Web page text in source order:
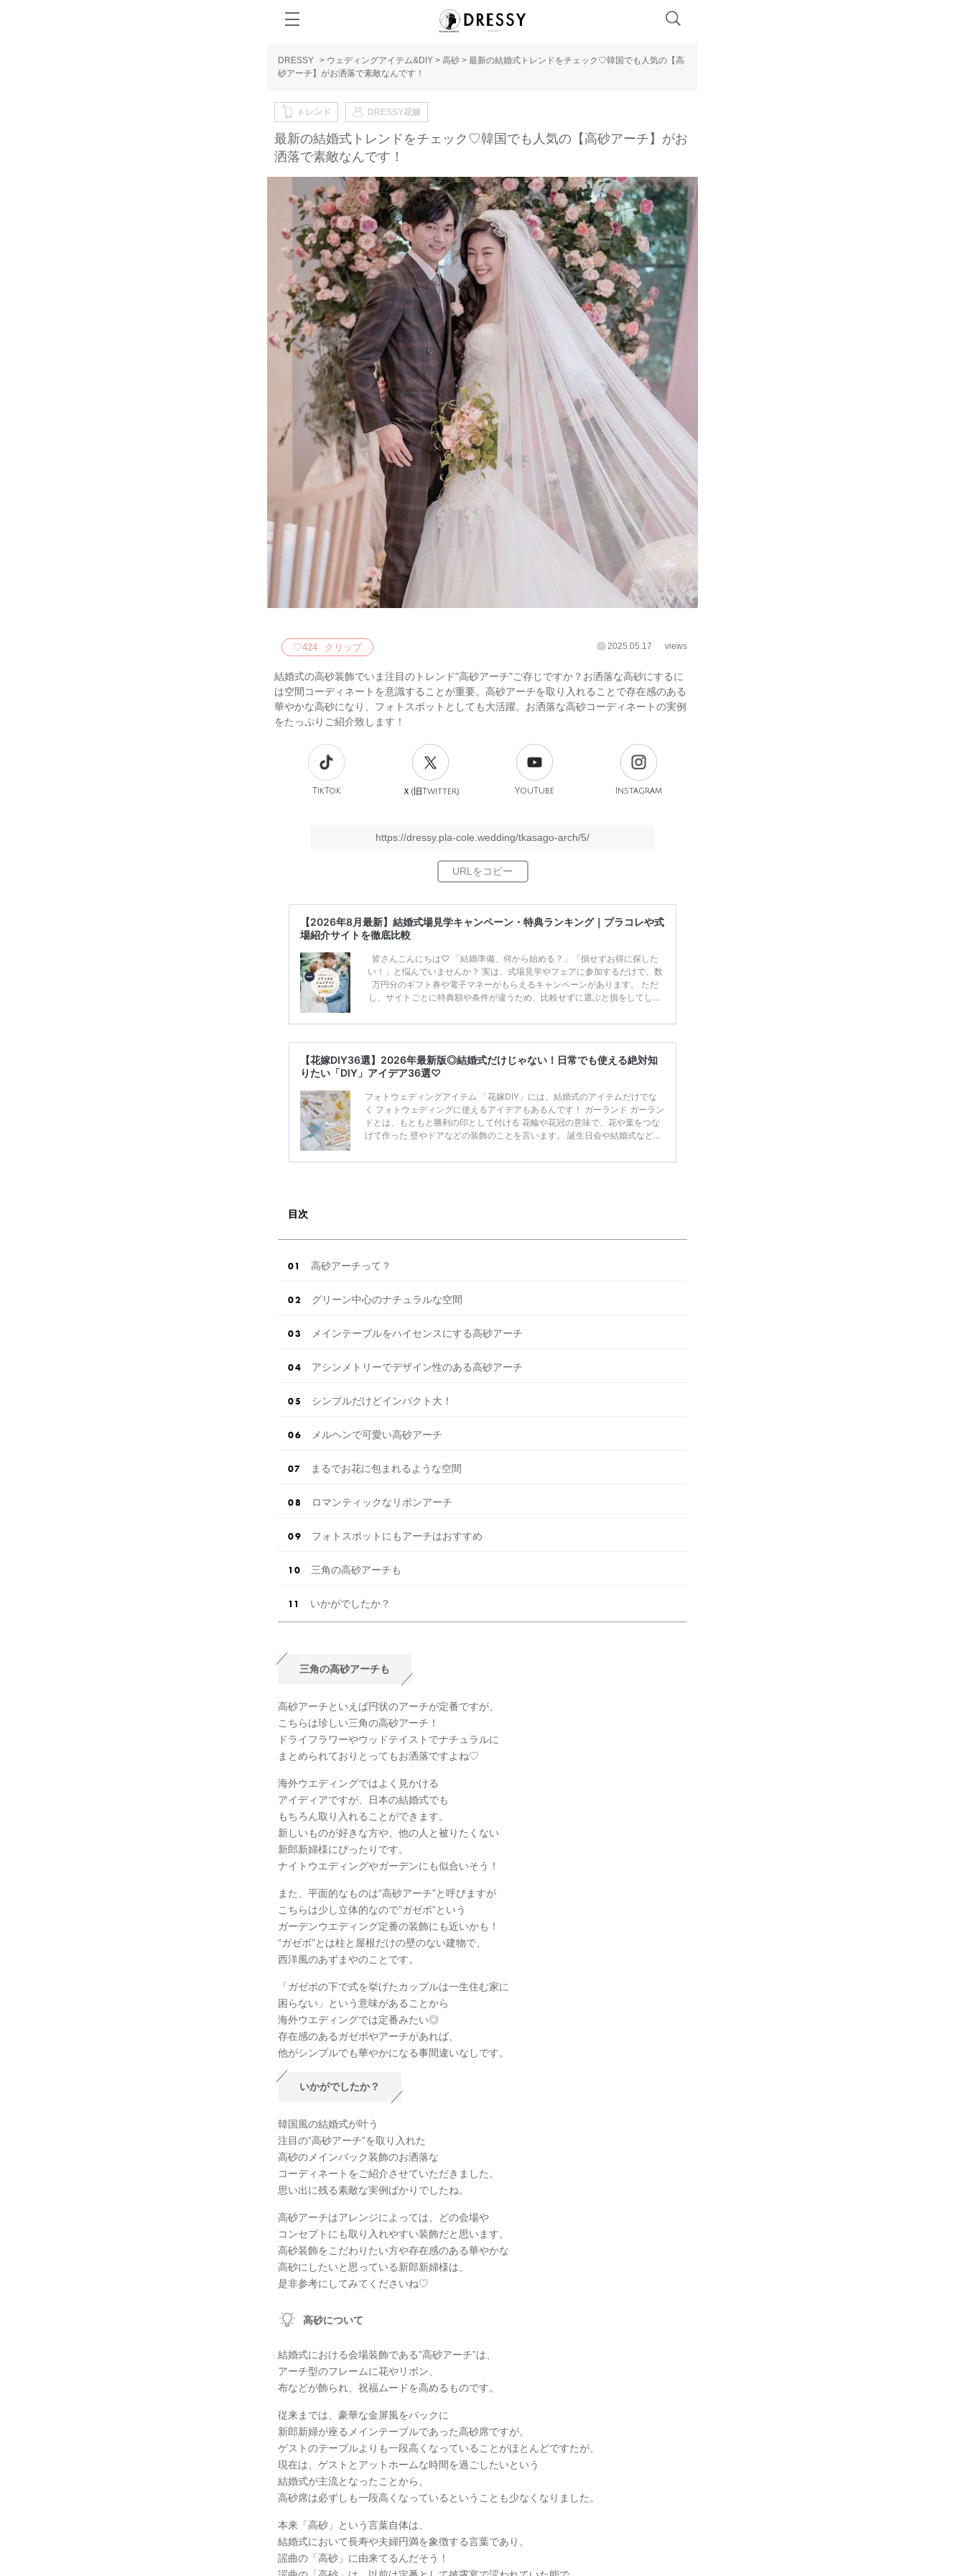
DRESSY > ウェディングアイテム&DIY > 高砂 > 最新の結婚式トレンドをチェック♡韓国でも人気の【高
砂アーチ】がお洒落で素敵なんです！
トレンド DRESSY花嫁
最新の結婚式トレンドをチェック♡韓国でも人気の【高砂アーチ】がお
洒落で素敵なんです！
♡424 クリップ 2025.05.17 views
結婚式の高砂装飾でいま注目のトレンド"高砂アーチ"ご存じですか？お洒落な高砂にするに
は空間コーディネートを意識することが重要。高砂アーチを取り入れることで存在感のある
華やかな高砂になり、フォトスポットとしても大活躍。お洒落な高砂コーディネートの実例
をたっぷりご紹介致します！
TikTok Ｘ(旧Twitter) YouTube Instagram
https://dressy.pla-cole.wedding/tkasago-arch/5/
【2026年8月最新】結婚式場見学キャンペーン・特典ランキング｜プラコレや式
場紹介サイトを徹底比較
皆さんこんにちは♡ 「結婚準備、何から始める？」「損せずお得に探した
い！」と悩んでいませんか？ 実は、式場見学やフェアに参加するだけで、数
万円分のギフト券や電子マネーがもらえるキャンペーンがあります。 ただ
し、サイトごとに特典額や条件が違うため、比較せずに選ぶと損をしてしま
ンペーン特典ランキングを公開！ 比較サイト：プラコレ、ゼクシィ、ハナユ
補を絞れる「ウェディング診断」か、体験型 […]続きを読む
【花嫁DIY36選】2026年最新版◎結婚式だけじゃない！日常でも使える絶対知
りたい「DIY」アイデア36選♡
フォトウェディングアイテム 「花嫁DIY」には、結婚式のアイテムだけでな
く フォトウェディングに使えるアイデアもあるんです！ ガーランド ガーラン
ドとは、もともと勝利の印として付ける 花輪や花冠の意味で、花や葉をつな
げて作った 壁やドアなどの装飾のことを言います。 誕生日会や結婚式などお
て おふたりで手に持って撮影するのがおすすめ♡ 仲良しフォトを撮りたいな
目次
高砂アーチって？
グリーン中心のナチュラルな空間
メインテーブルをハイセンスにする高砂アーチ
アシンメトリーでデザイン性のある高砂アーチ
シンプルだけどインパクト大！
メルヘンで可愛い高砂アーチ
まるでお花に包まれるような空間
ロマンティックなリボンアーチ
フォトスポットにもアーチはおすすめ
三角の高砂アーチも
いかがでしたか？
三角の高砂アーチも
高砂アーチといえば円状のアーチが定番ですが、
こちらは珍しい三角の高砂アーチ！
ドライフラワーやウッドテイストでナチュラルに
まとめられておりとってもお洒落ですよね♡
海外ウエディングではよく見かける
アイディアですが、日本の結婚式でも
もちろん取り入れることができます。
新しいものが好きな方や、他の人と被りたくない
新郎新婦様にぴったりです。
ナイトウエディングやガーデンにも似合いそう！
また、平面的なものは”高砂アーチ”と呼びますが
こちらは少し立体的なので”ガゼボ”という
ガーデンウエディング定番の装飾にも近いかも！
“ガゼボ”とは柱と屋根だけの壁のない建物で、
西洋風のあずまやのことです。
「ガゼボの下で式を挙げたカップルは一生住む家に
困らない」という意味があることから
海外ウエディングでは定番みたい◎
存在感のあるガゼボやアーチがあれば、
他がシンプルでも華やかになる事間違いなしです。
いかがでしたか？
韓国風の結婚式が叶う
注目の”高砂アーチ”を取り入れた
高砂のメインバック装飾のお洒落な
コーディネートをご紹介させていただきました。
思い出に残る素敵な実例ばかりでしたね。
高砂アーチはアレンジによっては、どの会場や
コンセプトにも取り入れやすい装飾だと思います。
高砂装飾をこだわりたい方や存在感のある華やかな
高砂にしたいと思っている新郎新婦様は、
是非参考にしてみてくださいね♡
高砂について
結婚式における会場装飾である”高砂アーチ”は、
アーチ型のフレームに花やリボン、
布などが飾られ、祝福ムードを高めるものです。
従来までは、豪華な金屏風をバックに
新郎新婦が座るメインテーブルであった高砂席ですが、
ゲストのテーブルよりも一段高くなっていることがほとんどですたが、
現在は、ゲストとアットホームな時間を過ごしたいという
結婚式が主流となったことから、
高砂席は必ずしも一段高くなっているということも少なくなりました。
本来「高砂」という言葉自体は、
結婚式において長寿や夫婦円満を象徴する言葉であり、
謡曲の「高砂」に由来てるんだそう！